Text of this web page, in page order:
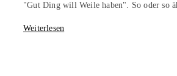
"Gut Ding will Weile haben". So oder so
Weiterlesen